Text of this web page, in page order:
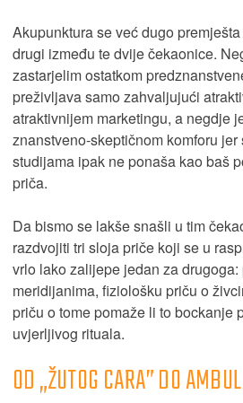
Akupunktura se već dugo
drugi između te dvije čekaonice.
zastarjelim ostatkom
preživljava samo zahvaljujući
atraktivnijem marketingu, a negdje
znanstveno-skeptičnom komforu
studijama ipak ne ponaša kao baš
priča.
Da bismo se lakše snašli u tim
razdvojiti tri sloja priče koji se u
vrlo lako zalijepe jedan za
meridijanima, fiziološku priču o
priču o tome pomaže li to bockanje
uvjerljivog rituala.
OD „ŽUTOG CARA” DO